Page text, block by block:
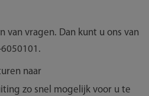
vragen. Dan kunt u ons van
naar
zo snel mogelijk voor u te